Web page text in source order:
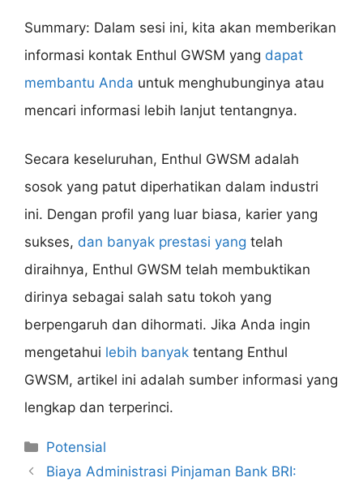
Summary: Dalam sesi ini, kita akan memberikan
informasi kontak Enthul GWSM yang dapat
membantu Anda untuk menghubunginya atau
mencari informasi lebih lanjut tentangnya.
Secara keseluruhan, Enthul GWSM adalah
sosok yang patut diperhatikan dalam industri
ini. Dengan profil yang luar biasa, karier yang
sukses, dan banyak prestasi yang telah
diraihnya, Enthul GWSM telah membuktikan
dirinya sebagai salah satu tokoh yang
berpengaruh dan dihormati. Jika Anda ingin
mengetahui lebih banyak tentang Enthul
GWSM, artikel ini adalah sumber informasi yang
lengkap dan terperinci.
Categories
Potensial
Biaya Administrasi Pinjaman Bank BRI: